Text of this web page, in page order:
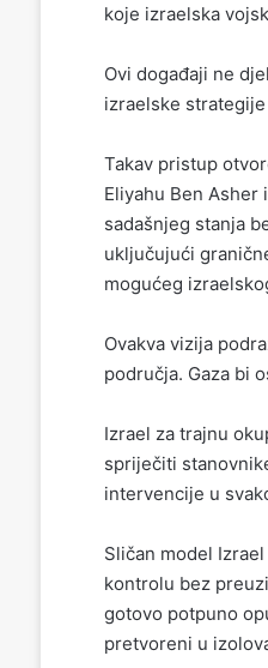
koje izraelska
Ovi događaji ne
izraelske
Takav pristup
Eliyahu Ben
sadašnjeg stanja
uključujući
mogućeg
Ovakva vizija
područja. Gaza bi
Izrael za trajnu
spriječiti
intervencije u
Sličan model
kontrolu bez
gotovo potpuno
pretvoreni u